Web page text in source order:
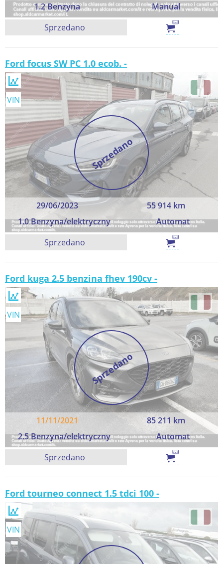
1.2 Benzyna
Manual
Sprzedano
Ford focus SW PC 1.0 ecob. -
Sprzedano
29/06/2023
55 914 km
1.0 Benzyna/elektryczny
Automat
VIN
Sprzedano
Ford kuga 2.5 benzina fhev 190cv -
Sprzedano
11/11/2021
85 211 km
2.5 Benzyna/elektryczny
Automat
VIN
Sprzedano
Ford tourneo connect 1.5 tdci 100 -
VIN